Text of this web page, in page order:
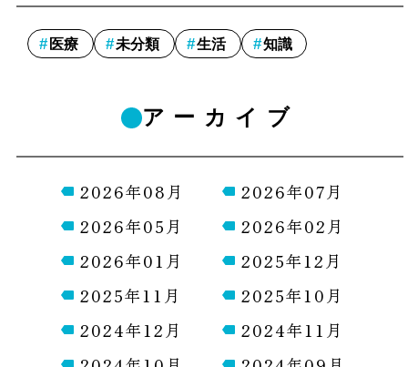
医療 未分類 生活 知識
アーカイブ
2026年08月
2026年07月
2026年05月
2026年02月
2026年01月
2025年12月
2025年11月
2025年10月
2024年12月
2024年11月